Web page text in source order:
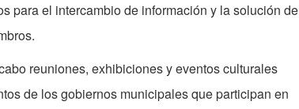
para el intercambio de información y la solución de
reuniones, exhibiciones y eventos culturales
de los gobiernos municipales que participan en